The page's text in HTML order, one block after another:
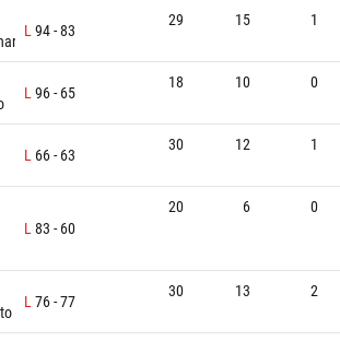
L94-83
29 15 1
L96- 65
18 10 0
L 66- 63
30 12 1
L83 - 60
20 6 0
L76-77
30 13 2